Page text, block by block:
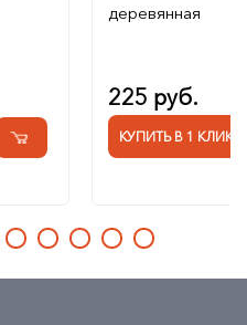
деревянная
225 руб.
КУПИТЬ В 1 КЛИК